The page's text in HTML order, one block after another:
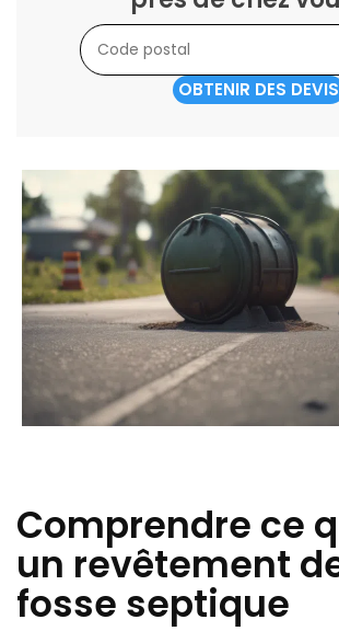
OBTENIR DES DEVIS
Comprendre ce
un revêtement
fosse septique